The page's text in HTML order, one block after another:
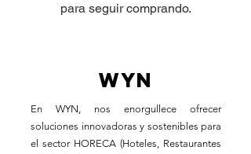
para seguir comprando.
WYN
En WYN, nos enorgullece ofrecer
soluciones innovadoras y sostenibles para
el sector HORECA (Hoteles, Restaurantes